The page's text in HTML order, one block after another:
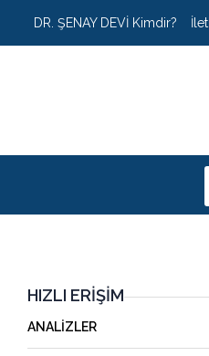
DR. ŞENAY DEVİ Kimdir?
HIZLI ERIŞIM
ANALIZLER